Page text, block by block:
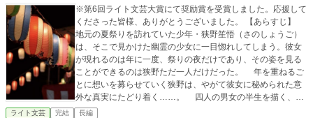
※第6回ライト文芸大賞にて奨励賞を受賞しました。応援して
くださった皆様、ありがとうございました。 【あらすじ】
地元の夏祭りを訪れていた少年・狭野笙悟（さのしょうご）
は、そこで見かけた幽霊の少女に一目惚れしてしまう。彼女
が現れるのは年に一度、祭りの夜だけであり、その姿を見る
ことができるのは狭野ただ一人だけだった。 年を重ねるご
とに想いを募らせていく狭野は、やがて彼女に秘められた意
外な真実にたどり着く……。 四人の男女の半生を描く、時
を越えた現代ファンタジー。
ライト文芸 完結 長編